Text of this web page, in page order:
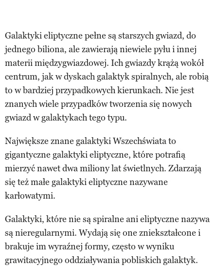
Galaktyki eliptyczne pełne są starszych gwiazd, do
jednego biliona, ale zawierają niewiele pyłu i innej
materii międzygwiazdowej. Ich gwiazdy krążą wokół
centrum, jak w dyskach galaktyk spiralnych, ale robią
to w bardziej przypadkowych kierunkach. Nie jest
znanych wiele przypadków tworzenia się nowych
gwiazd w galaktykach tego typu.
Największe znane galaktyki Wszechświata to
gigantyczne galaktyki eliptyczne, które potrafią
mierzyć nawet dwa miliony lat świetlnych. Zdarzają
się też małe galaktyki eliptyczne nazywane
karłowatymi.
Galaktyki, które nie są spiralne ani eliptyczne nazywa
są nieregularnymi. Wydają się one zniekształcone i
brakuje im wyraźnej formy, często w wyniku
grawitacyjnego oddziaływania pobliskich galaktyk.